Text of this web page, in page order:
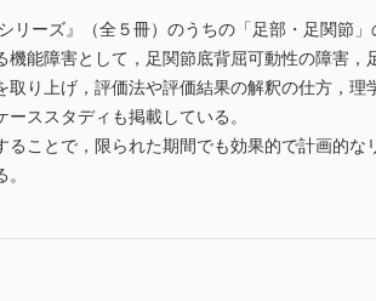
リーズ』（全５冊）のうちの「足部・足関節」
機能障害として，足関節底背屈可動性の障害
取り上げ，評価法や評価結果の解釈の仕方，
ススタディも掲載している。
ることで，限られた期間でも効果的で計画的